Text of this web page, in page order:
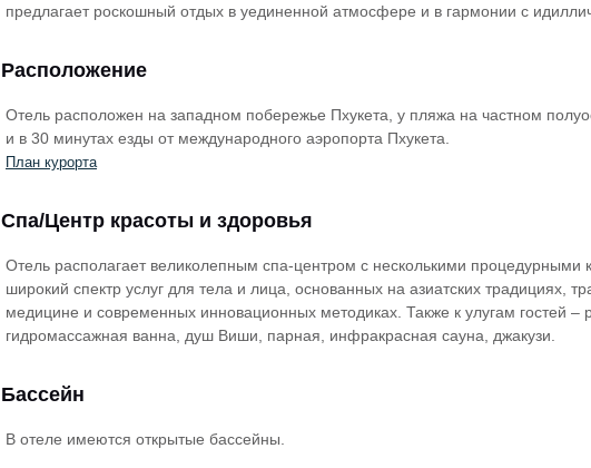
предлагает роскошный отдых в уединенной атмосфере и в гармонии с
Расположение
Отель расположен на западном побережье Пхукета, у пляжа на частном
и в 30 минутах езды от международного аэропорта Пхукета.
План курорта
Спа/Центр красоты и здоровья
Отель располагает великолепным спа-центром с несколькими процедурными
широкий спектр услуг для тела и лица, основанных на азиатских традициях,
медицине и современных инновационных методиках. Также к улугам гостей –
гидромассажная ванна, душ Виши, парная, инфракрасная сауна, джакузи.
Бассейн
В отеле имеются открытые бассейны.